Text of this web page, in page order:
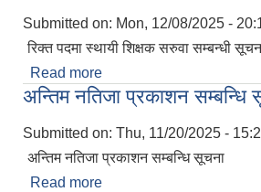
Submitted on: Mon, 12/08/2025 -
रिक्त पदमा स्थायी शिक्षक सरुवा सम्बन्धी
Read more
अन्तिम नतिजा प्रकाशन सम्बन्धि
Submitted on: Thu, 11/20/2025 -
अन्तिम नतिजा प्रकाशन सम्बन्धि सूचना
Read more